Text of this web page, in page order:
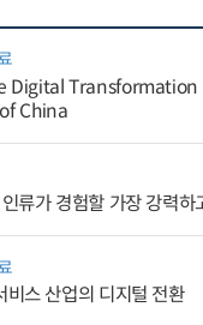
Digital
China
류가 경험할 가장 강력
비스 산업의 디지털 전환